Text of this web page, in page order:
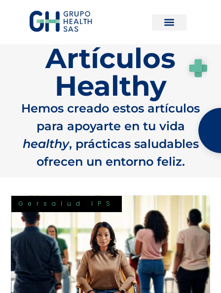
Artículos
Healthy
Hemos creado estos artículos
para apoyarte en tu vida
healthy, prácticas saludables
ofrecen un entorno feliz.
Gersalud IPS